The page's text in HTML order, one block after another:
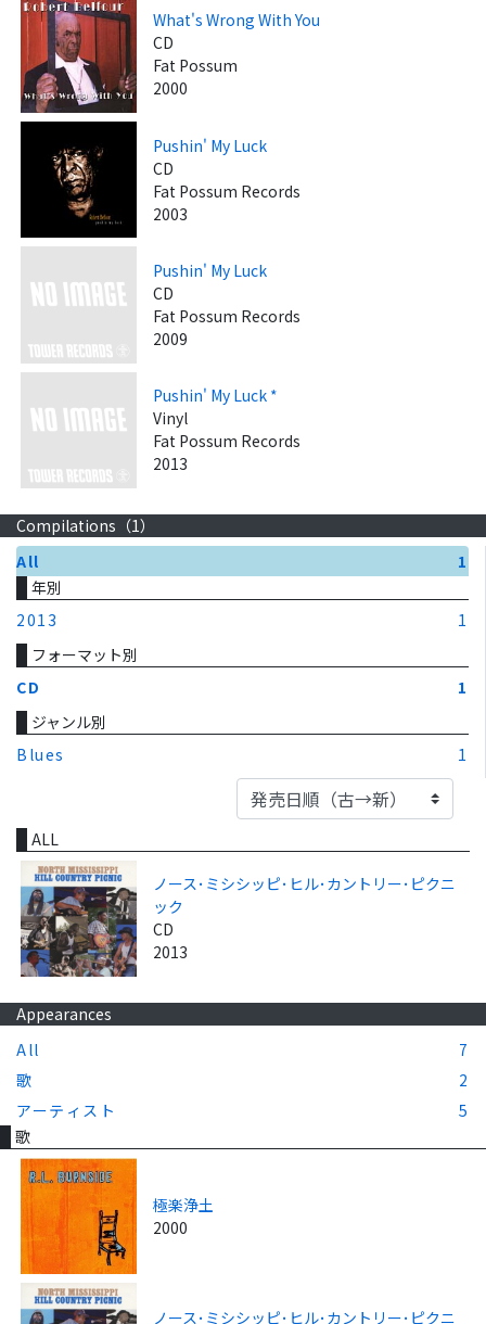
What's Wrong With You
CD
Fat Possum
2000
Pushin' My Luck
CD
Fat Possum Records
2003
Pushin' My Luck
CD
Fat Possum Records
2009
Pushin' My Luck *
Vinyl
Fat Possum Records
2013
Compilations（1）
All
1
年別
2013
1
フォーマット別
CD
1
ジャンル別
Blues
1
ALL
ノース･ミシシッピ･ヒル･カントリー･ピクニ
ック
CD
2013
Appearances
All
7
歌
2
アーティスト
5
歌
極楽浄土
2000
ノース･ミシシッピ･ヒル･カントリー･ピクニ